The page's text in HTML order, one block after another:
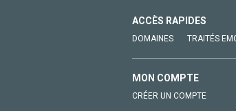
ACCÈS RAPIDES
DOMAINES TRAITÉS
MON COMPTE
CRÉER UN COMPTE